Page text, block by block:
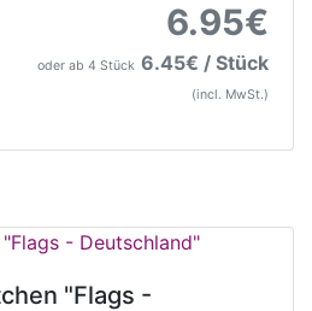
6.95€
oder ab 4 Stück 6.45€ / Stück
(incl. MwSt.)
"Flags -